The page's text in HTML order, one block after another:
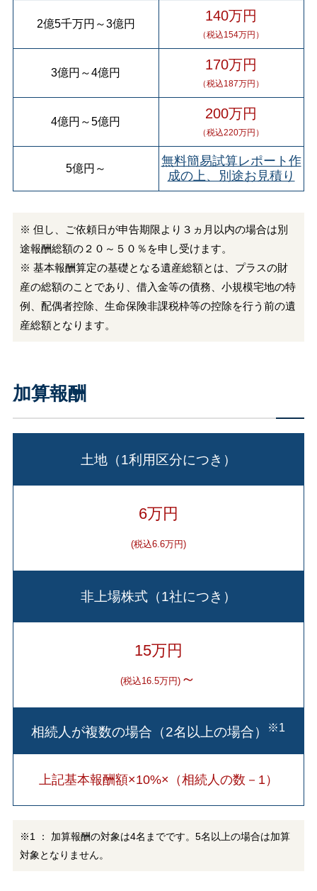
2億5千万円 ～3億円 140万円
（税込154万円）
3億円 ～4億円 170万円
（税込187万円）
4億円 ～5億円 200万円
（税込220万円）
5億円 ～
無料簡易試算レポート作
成の上、別途お見積り
※ 但し、ご依頼日が申告期限より３ヵ月以内の場合は別
途報酬総額の２０～５０％を申し受けます。
※ 基本報酬算定の基礎となる遺産総額とは、プラスの財
産の総額のことであり、借入金等の債務、小規模宅地の特
例、配偶者控除、生命保険非課税枠等の控除を行う前の遺
産総額となります。
加算報酬
土地（1利用区分につき）
6万円
(税込6.6万円)
非上場株式（1社につき）
15万円
(税込16.5万円) ～
相続人が複数の場合（2名以上の場合） ※1
上記基本報酬額×10%×（相続人の数－1）
※1 ： 加算報酬の対象は4名までです。5名以上の場合は加算
対象となりません。